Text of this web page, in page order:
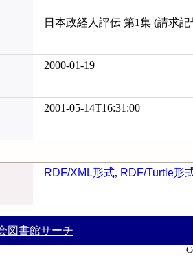
日本政経人評伝 第1集 (請求記
2000-01-19
2001-05-14T16:31:00
RDF/XML形式, RDF/Turtle形
図書館サーチ